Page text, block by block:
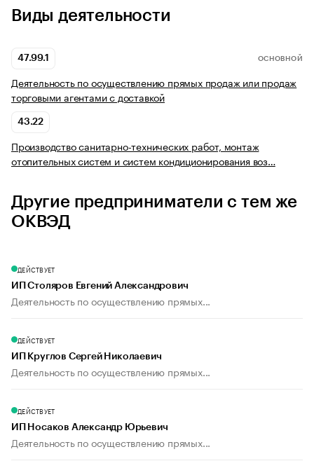
Виды деятельности
47.99.1 ОСНОВНОЙ
Деятельность по осуществлению прямых продаж или продаж
торговыми агентами с доставкой
43.22
Производство санитарно-технических работ, монтаж
отопительных систем и систем кондиционирования воз…
Другие предприниматели с тем же
ОКВЭД
ДЕЙСТВУЕТ
ИП Столяров Евгений Александрович
Деятельность по осуществлению прямых...
ДЕЙСТВУЕТ
ИП Круглов Сергей Николаевич
Деятельность по осуществлению прямых...
ДЕЙСТВУЕТ
ИП Носаков Александр Юрьевич
Деятельность по осуществлению прямых...